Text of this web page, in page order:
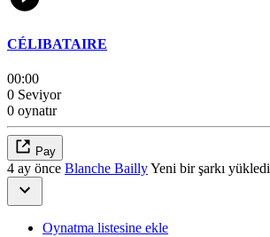
CÉLIBATAIRE
00:00
0 Seviyor
0 oynatır
Pay
4 ay önce Blanche BaillyYeni bir şarkı yükledi
Oynatma listesine ekle